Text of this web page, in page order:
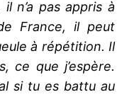
n’a pas appris à
France, il peut
à répétition. Il
ce que j’espère.
si tu es battu au